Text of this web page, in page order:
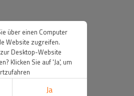
über einen Computer
Website zugreifen.
Desktop-Website
Klicken Sie auf 'Ja', um
Ja